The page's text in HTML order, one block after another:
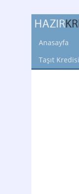
Anasayfa
Taşıt Kredisi